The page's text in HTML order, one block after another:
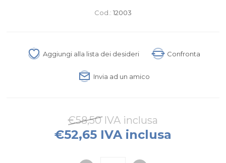
Cod.: 12003
Aggiungi alla lista dei desideri Confronta
Invia ad un amico
€58,50 IVA inclusa
€52,65 IVA inclusa